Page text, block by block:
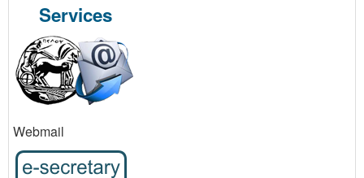
Services
Webmail